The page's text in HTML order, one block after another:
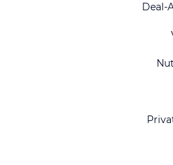
Deal-